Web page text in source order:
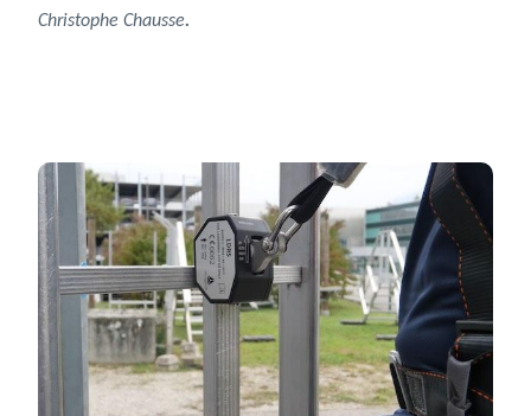
Christophe Chausse.